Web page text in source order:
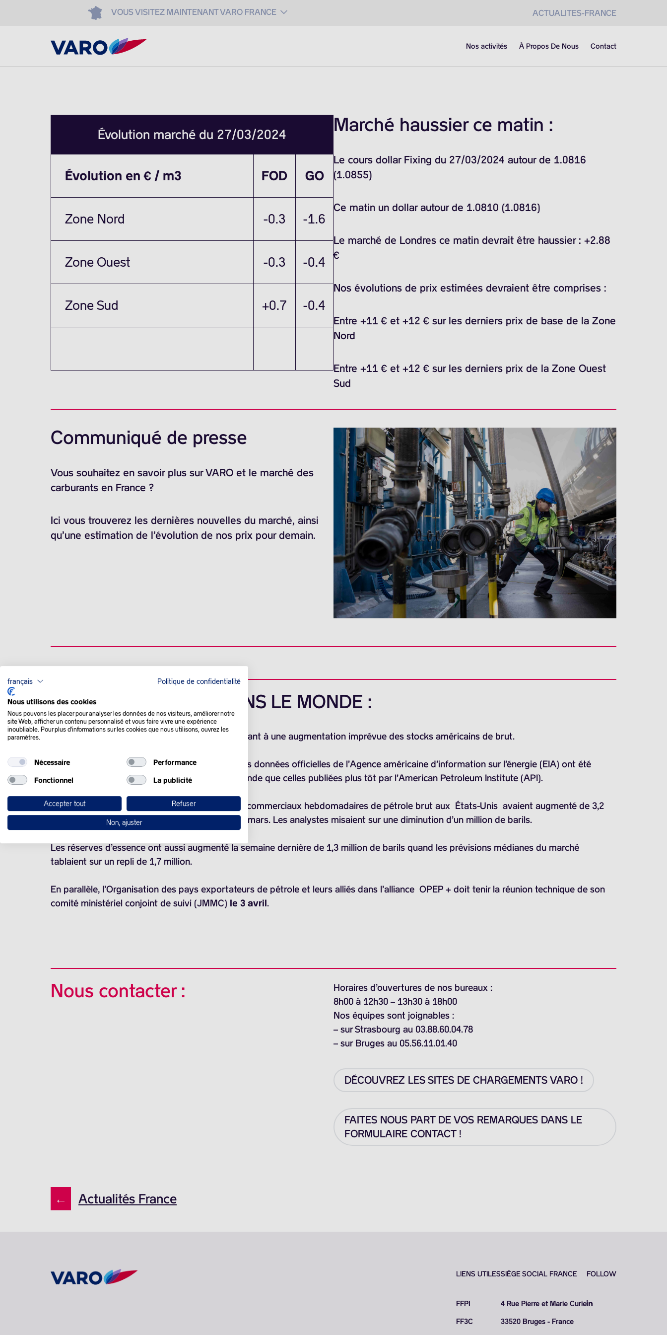
VOUS VISITEZ MAINTENANT VARO FRANCE ACTUALITES-FRANCE
Nos activités À Propos De Nous Contact
Évolution marché du 27/03/2024
Évolution en € / m3 FOD GO
Zone Nord -0.3 -1.6
Zone Ouest -0.3 -0.4
Zone Sud +0.7 -0.4
Marché haussier ce matin :
Le cours dollar Fixing du 27/03/2024 autour de 1.0816
(1.0855)
Ce matin un dollar autour de 1.0810 (1.0816)
Le marché de Londres ce matin devrait être haussier : +2.88
€
Nos évolutions de prix estimées devraient être comprises :
Entre +11 € et +12 € sur les derniers prix de base de la Zone
Nord
Entre +11 € et +12 € sur les derniers prix de la Zone Ouest
Sud
Communiqué de presse
Vous souhaitez en savoir plus sur VARO et le marché des
carburants en France ?
Ici vous trouverez les dernières nouvelles du marché, ainsi
qu’une estimation de l’évolution de nos prix pour demain.
QUE SE PASSE-T-IL DANS LE MONDE :
Les cours du pétrole ont fléchi mercredi, réagissant à une augmentation imprévue des stocks américains de brut.
La baisse des cours a toutefois été limitée car les données officielles de l’Agence américaine d’information sur l’énergie (EIA) ont été
finalement moins catastrophiques pour la demande que celles publiées plus tôt par l’American Petroleum Institute (API).
L’EIA a en effet indiqué mercredi que les stocks commerciaux hebdomadaires de pétrole brut aux États-Unis avaient augmenté de 3,2
millions de barils pour la semaine achevée le 22 mars. Les analystes misaient sur une diminution d’un million de barils.
Les réserves d’essence ont aussi augmenté la semaine dernière de 1,3 million de barils quand les prévisions médianes du marché
tablaient sur un repli de 1,7 million.
En parallèle, l’Organisation des pays exportateurs de pétrole et leurs alliés dans l’alliance OPEP + doit tenir la réunion technique de son
comité ministériel conjoint de suivi (JMMC) le 3 avril.
Nous contacter :
Horaires d’ouvertures de nos bureaux :
8h00 à 12h30 – 13h30 à 18h00
Nos équipes sont joignables :
– sur Strasbourg au 03.88.60.04.78
– sur Bruges au 05.56.11.01.40
DÉCOUVREZ LES SITES DE CHARGEMENTS VARO !
FAITES NOUS PART DE VOS REMARQUES DANS LE
FORMULAIRE CONTACT !
← Actualités France
LIENS UTILES
FFPI
FF3C
SIÈGE SOCIAL FRANCE
4 Rue Pierre et Marie Curie
33520 Bruges - France
FOLLOW
français Politique de confidentialité
Nous utilisons des cookies
Nous pouvons les placer pour analyser les données de nos visiteurs, améliorer notre
site Web, afficher un contenu personnalisé et vous faire vivre une expérience
inoubliable. Pour plus d'informations sur les cookies que nous utilisons, ouvrez les
paramètres.
Nécessaire Performance
Fonctionnel La publicité
Accepter tout Refuser
Non, ajuster